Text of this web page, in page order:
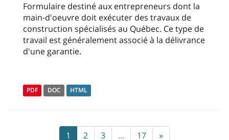
Formulaire destiné aux entrepreneurs dont la
main-d'oeuvre doit exécuter des travaux de
construction spécialisés au Québec. Ce type de
travail est généralement associé à la délivrance
d'une garantie.
PDF DOC HTML
1 2 3 ... 17 »